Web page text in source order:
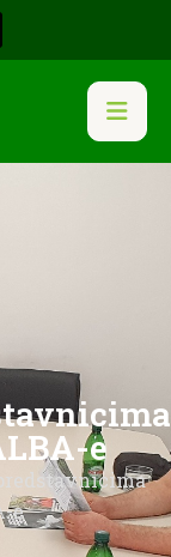
e
e